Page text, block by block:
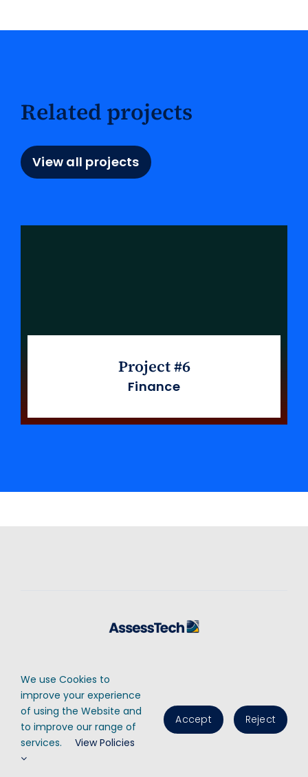
Related projects
View all projects
Project #6
Finance
© AssessTech Ltd, 2025 • Registered number: 07282122 • Registered in
England & Wales • All Rights Reserved
We use Cookies to
improve your experience
of using the Website and
to improve our range of
services.
View Policies
Accept Reject